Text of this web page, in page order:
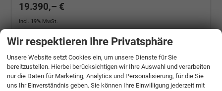
19.390,– €
incl. 19% MwSt.
Wir respektieren Ihre Privatsphäre
Unsere Website setzt Cookies ein, um unsere Dienste für Sie
bereitzustellen. Hierbei berücksichtigen wir Ihre Auswahl und verarbeiten
nur die Daten für Marketing, Analytics und Personalisierung, für die Sie
uns Ihr Einverständnis geben. Sie können Ihre Einwilligung jederzeit mit